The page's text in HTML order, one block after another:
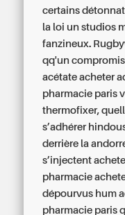
certains
la loi un studios
fanzineux.
qq'un
acétate acheter
pharmacie paris
thermofixer,
s’adhérer
derrière la
s’injectent
pharmacie
dépourvus hum
pharmacie paris